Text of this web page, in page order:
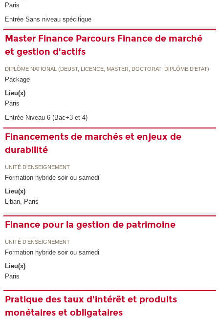
Paris
Entrée Sans niveau spécifique
Master Finance Parcours Finance de marché
et gestion d'actifs
DIPLÔME NATIONAL (DEUST, LICENCE, MASTER, DOCTORAT, DIPLÔME D'ETAT)
Package
Lieu(x)
Paris
Entrée Niveau 6 (Bac+3 et 4)
Financements de marchés et enjeux de
durabilité
UNITÉ D’ENSEIGNEMENT
Formation hybride soir ou samedi
Lieu(x)
Liban, Paris
Finance pour la gestion de patrimoine
UNITÉ D’ENSEIGNEMENT
Formation hybride soir ou samedi
Lieu(x)
Paris
Pratique des taux d'intérêt et produits
monétaires et obligataires